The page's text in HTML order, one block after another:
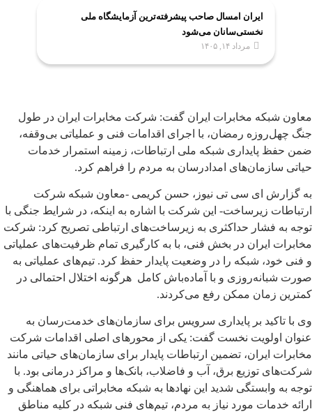
ایران امسال صاحب پیشرفته‌ترین آزمایشگاه ملی
نخستی‌سانان می‌شود
مرداد ۱۴, ۱۴۰۵
معاون شبکه مخابرات ایران گفت: شرکت مخابرات ایران در طول
جنگ چهل‌روزه رمضان، با اجرای اقدامات فنی و عملیاتی بی‌وقفه،
ضمن حفظ پایداری شبکه ملی ارتباطات، زمینه استمرار خدمات
حیاتی سازمان‌های امدادرسان به مردم را فراهم کرد.
به گزارش ای سی تی نیوز، حسن کریمی -معاون شبکه شرکت
ارتباطات زیرساخت- این شرکت با اشاره به اینکه، در شرایط جنگی با
توجه به فشار حداکثری به زیرساخت‌های ارتباطی تصریح کرد: شرکت
مخابرات ایران در بخش فنی، با به کارگیری تمام ظرفیت‌های عملیاتی
و فنی خود، شبکه را در وضعیت پایدار حفظ کرد. تیم‌های عملیاتی به
صورت شبانه‌روزی و با آماده‌باش کامل هرگونه اختلال احتمالی در
کمترین زمان ممکن رفع می‌کردند.
وی با تاکید بر پایداری سرویس برای سازمان‌های خدمت‌رسان به
عنوان اولویت نخست گفت: یکی از محورهای اصلی اقدامات شرکت
مخابرات ایران، تضمین ارتباطات پایدار برای سازمان‌های حیاتی مانند
شرکت‌های توزیع برق، آب و فاضلاب، بانک‌ها و مراکز درمانی بود. با
توجه به وابستگی شدید این نهادها به شبکه مخابراتی برای هماهنگی و
ارائه خدمات مورد نیاز به مردم، تیم‌های فنی شبکه در کلیه مناطق